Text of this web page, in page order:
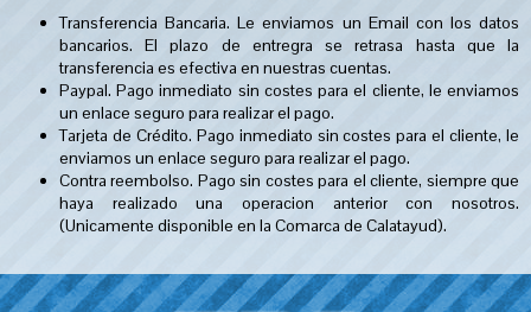
Transferencia Bancaria. Le enviamos un Email con los datos
bancarios. El plazo de entregra se retrasa hasta que la
transferencia es efectiva en nuestras cuentas.
Paypal. Pago inmediato sin costes para el cliente, le enviamos
un enlace seguro para realizar el pago.
Tarjeta de Crédito. Pago inmediato sin costes para el cliente, le
enviamos un enlace seguro para realizar el pago.
Contra reembolso. Pago sin costes para el cliente, siempre que
haya realizado una operacion anterior con nosotros.
(Unicamente disponible en la Comarca de Calatayud).